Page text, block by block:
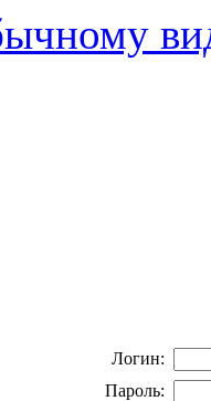
Логин:
Пароль: